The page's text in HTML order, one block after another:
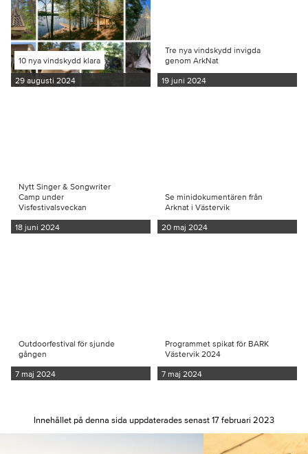
10 nya vindskydd klara
29 augusti 2024
Tre nya vindskydd invigda
genom ArkNat
19 juni 2024
Nytt Singer & Songwriter
Camp under
Visfestivalsveckan
18 juni 2024
Se minidokumentären från
Arknat i Västervik
20 maj 2024
Outdoorfestival för sjunde
gången
7 maj 2024
Programmet spikat för BARK
Västervik 2024
7 maj 2024
Innehållet på denna sida uppdaterades senast 17 februari 2023